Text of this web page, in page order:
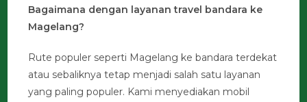
Bagaimana dengan layanan travel bandara ke
Magelang?
Rute populer seperti Magelang ke bandara terdekat
atau sebaliknya tetap menjadi salah satu layanan
yang paling populer. Kami menyediakan mobil